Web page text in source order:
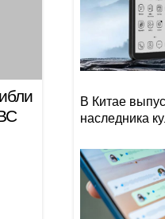
В Китае
наследника